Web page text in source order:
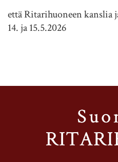
että Ritarihuoneen kanslia
14. ja 15.5.2026